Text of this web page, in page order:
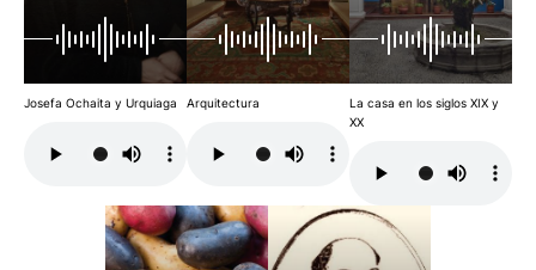
Josefa Ochaita y Urquiaga Arquitectura
La casa en los siglos XIX y
XX